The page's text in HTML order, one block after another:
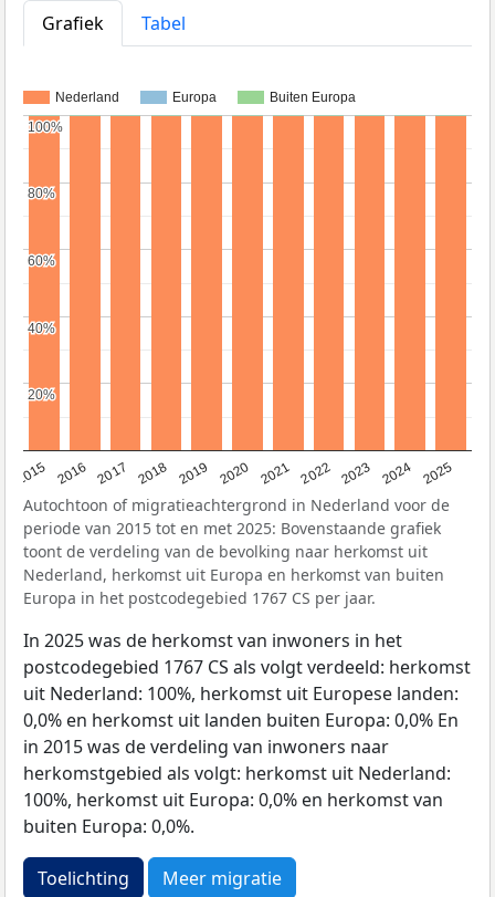
Grafiek
Tabel
Nederland Europa Buiten Europa
2015 2016 2017 2018 2019 2020 2021 2022 2023 2024 2025
20%
20%
40%
40%
60%
60%
80%
80%
100%
100%
Autochtoon of migratieachtergrond in Nederland voor de
periode van 2015 tot en met 2025: Bovenstaande grafiek
toont de verdeling van de bevolking naar herkomst uit
Nederland, herkomst uit Europa en herkomst van buiten
Europa in het postcodegebied 1767 CS per jaar.
In 2025 was de herkomst van inwoners in het
postcodegebied 1767 CS als volgt verdeeld: herkomst
uit Nederland: 100%, herkomst uit Europese landen:
0,0% en herkomst uit landen buiten Europa: 0,0% En
in 2015 was de verdeling van inwoners naar
herkomstgebied als volgt: herkomst uit Nederland:
100%, herkomst uit Europa: 0,0% en herkomst van
buiten Europa: 0,0%.
Toelichting Meer migratie